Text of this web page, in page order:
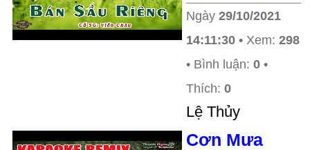
Ngày 29/10/2021
14:11:30 • Xem: 298
• Bình luận: 0 •
Thích: 0
Lệ Thủy
Cơn Mưa